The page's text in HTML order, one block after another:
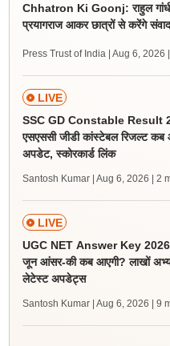
Chhatron Ki Goonj: राहुल
प्रयागराज आकर छात्रों से करेंगे
Press Trust of India | Aug 6, 2026
LIVE
SSC GD Constable Result
एसएससी जीडी कांस्टेबल रिजल्ट
अपडेट, स्कोरकार्ड लिंक
Santosh Kumar | Aug 6, 2026 | 2
LIVE
UGC NET Answer Key 2026
जून आंसर-की कब आएगी? लाखों
लेटेस्ट अपडेट्स
Santosh Kumar | Aug 6, 2026 | 9